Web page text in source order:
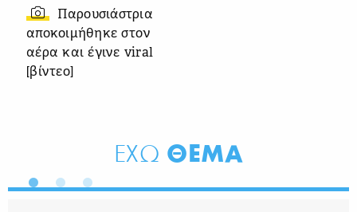
Παρουσιάστρια
αποκοιμήθηκε στον
αέρα και έγινε viral
[βίντεο]
ΕΧΩ ΘΕΜΑ